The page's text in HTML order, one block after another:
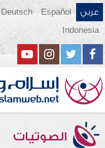
عربي Español
Deutsch
Indonesia
الصوتيات